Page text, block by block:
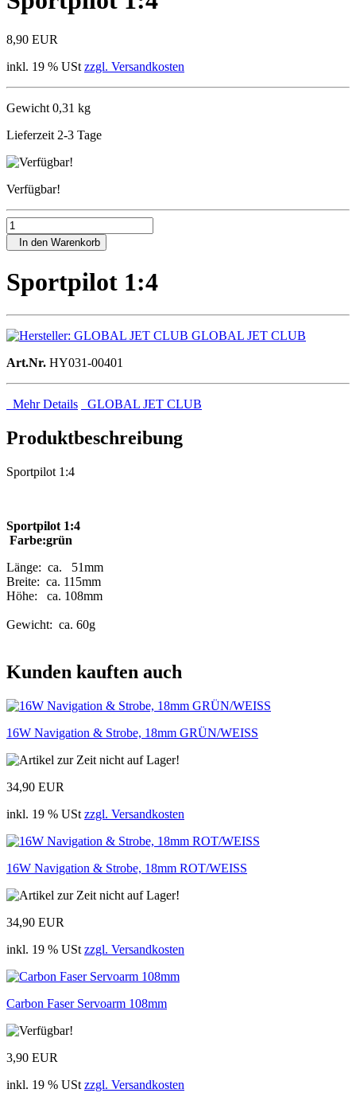
8,90 EUR
inkl. 19 % USt zzgl. Versandkosten
Gewicht 0,31 kg
Lieferzeit 2-3 Tage
Verfügbar!
In den Warenkorb
Sportpilot 1:4
GLOBAL JET CLUB
Art.Nr. HY031-00401
Mehr Details GLOBAL JET CLUB
Produktbeschreibung
Sportpilot 1:4
Sportpilot 1:4
Farbe:grün
Länge: ca. 51mm
Breite: ca. 115mm
Höhe: ca. 108mm
Gewicht: ca. 60g
Kunden kauften auch
16W Navigation & Strobe, 18mm GRÜN/WEISS
34,90 EUR
inkl. 19 % USt zzgl. Versandkosten
16W Navigation & Strobe, 18mm ROT/WEISS
34,90 EUR
inkl. 19 % USt zzgl. Versandkosten
Carbon Faser Servoarm 108mm
3,90 EUR
inkl. 19 % USt zzgl. Versandkosten